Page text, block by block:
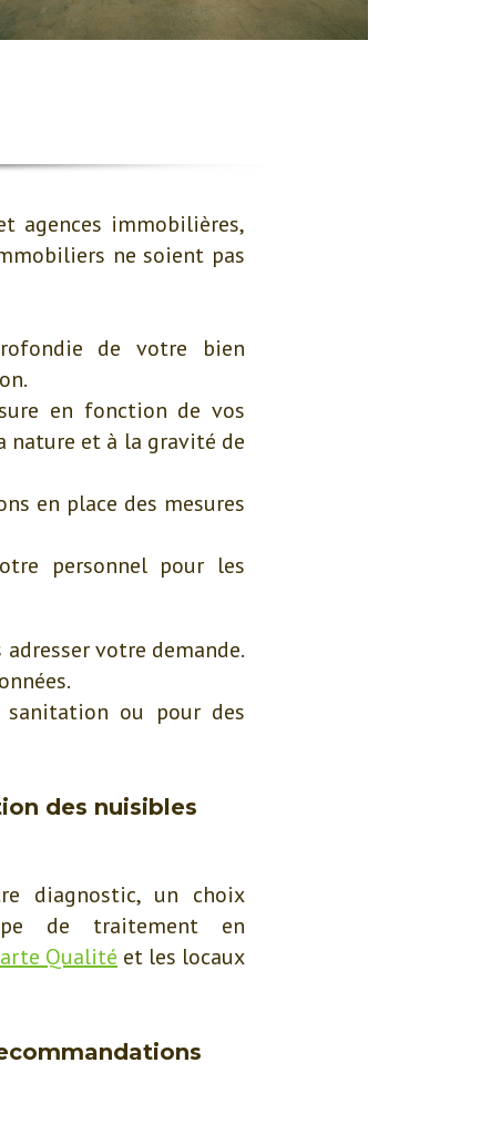
agences immobilières,
ne soient pas
de votre bien
en fonction de vos
nature et à la gravité de
en place des mesures
personnel pour les
adresser votre demande.
ou pour des
des nuisibles
diagnostic, un choix
de traitement en
Qualité et les locaux